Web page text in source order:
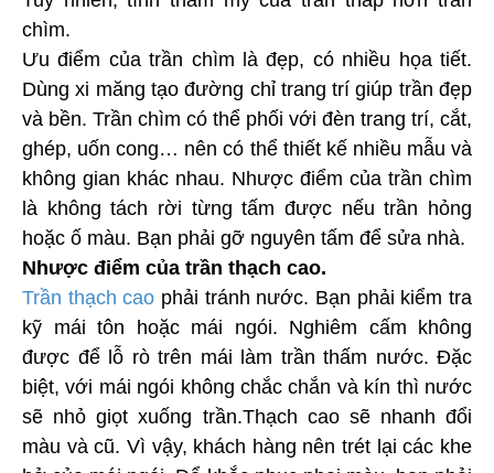
chìm.
Ưu điểm của trần chìm là đẹp, có nhiều họa tiết.
Dùng xi măng tạo đường chỉ trang trí giúp trần đẹp
và bền. Trần chìm có thể phối với đèn trang trí, cắt,
ghép, uốn cong… nên có thể thiết kế nhiều mẫu và
không gian khác nhau. Nhược điểm của trần chìm
là không tách rời từng tấm được nếu trần hỏng
hoặc ố màu. Bạn phải gỡ nguyên tấm để sửa nhà.
Nhược điểm của trần thạch cao.
Trần thạch cao phải tránh nước. Bạn phải kiểm tra
kỹ mái tôn hoặc mái ngói. Nghiêm cấm không
được để lỗ rò trên mái làm trần thấm nước. Đặc
biệt, với mái ngói không chắc chắn và kín thì nước
sẽ nhỏ giọt xuống trần.Thạch cao sẽ nhanh đổi
màu và cũ. Vì vậy, khách hàng nên trét lại các khe